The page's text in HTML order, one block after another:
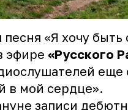
«Я хочу быть
эфире «Русского
еще
в мой сердце».
записи